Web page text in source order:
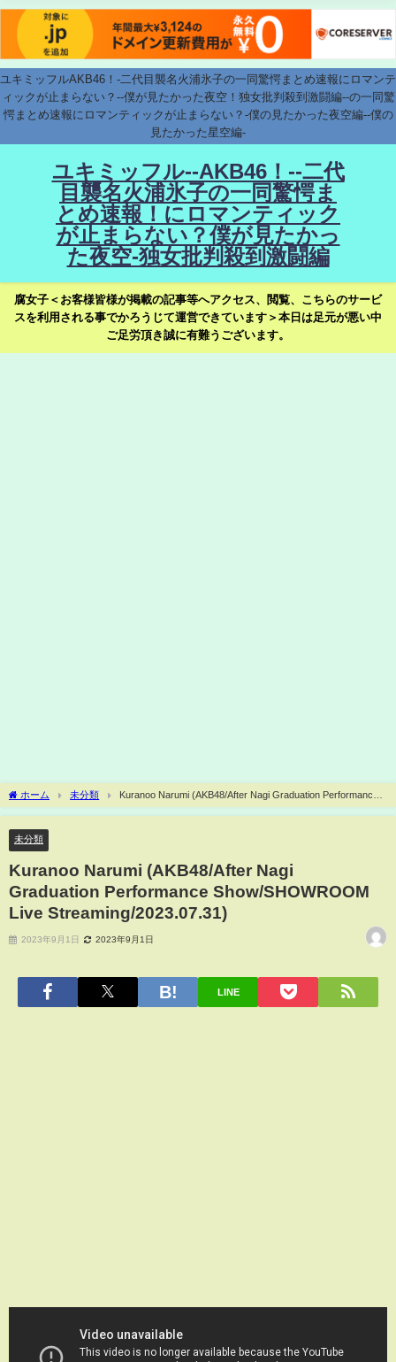
ユキミッフルAKB46！-二代目襲名火浦氷子の一同驚愕まとめ速報にロマンテ
ィックが止まらない？--僕が見たかった夜空！独女批判殺到激闘編--の一同驚
愕まとめ速報にロマンティックが止まらない？-僕の見たかった夜空編--僕の
見たかった星空編-
ユキミッフル--AKB46！--二代
目襲名火浦氷子の一同驚愕ま
とめ速報！にロマンティック
が止まらない？僕が見たかっ
た夜空-独女批判殺到激闘編
腐女子＜お客様皆様が掲載の記事等へアクセス、閲覧、こちらのサービ
スを利用される事でかろうじて運営できています＞本日は足元が悪い中
ご足労頂き誠に有難うございます。
ホーム 未分類
Kuranoo Narumi (AKB48/After Nagi Graduation Performance
Show/SHOWROOM Live Streaming/2023.07.31)
未分類
Kuranoo Narumi (AKB48/After Nagi
Graduation Performance Show/SHOWROOM
Live Streaming/2023.07.31)
2023年9月1日 2023年9月1日
LINE